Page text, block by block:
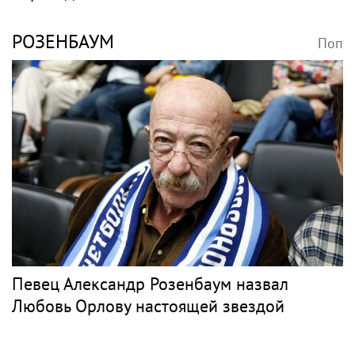
РОЗЕНБАУМ Поп
Певец Александр Розенбаум назвал
Любовь Орлову настоящей звездой